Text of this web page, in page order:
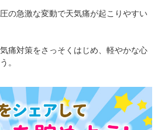
の急激な変動で天気痛が起こりやすい
痛対策をさっそくはじめ、軽やかな心
。